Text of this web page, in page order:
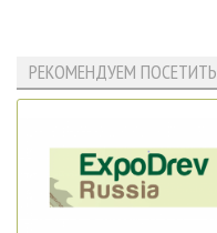
РЕКОМЕНДУЕМ ПОСЕТИТЬ